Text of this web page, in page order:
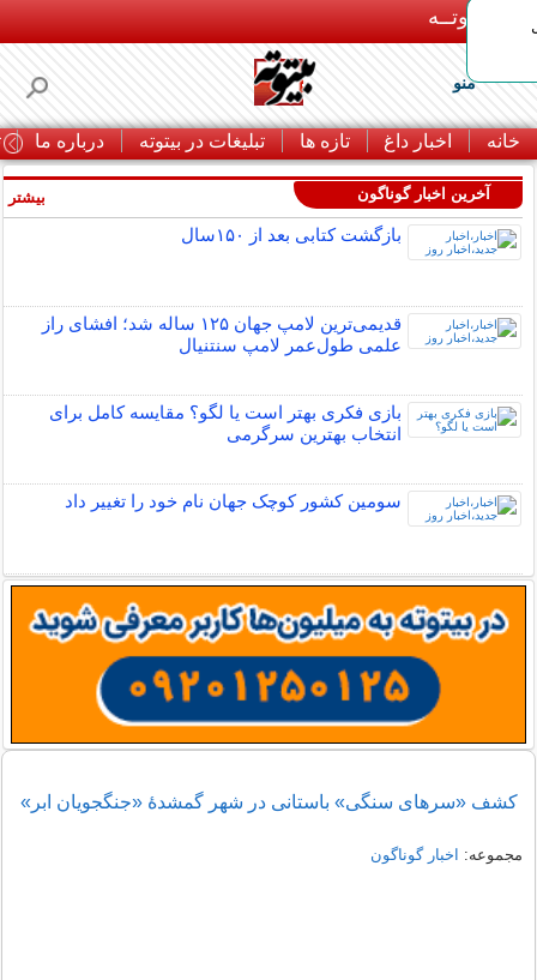
بـیتوتــه
منو
خانه اخبار داغ تازه ها تبلیغات در بیتوته درباره ما
آخرین اخبار گوناگون
بازگشت کتابی بعد از ۱۵۰سال
قدیمی‌ترین لامپ جهان ۱۲۵ ساله شد؛ افشای راز
علمی طول‌عمر لامپ سنتنیال
بازی فکری بهتر است یا لگو؟ مقایسه کامل برای
انتخاب بهترین سرگرمی
سومین کشور کوچک جهان نام خود را تغییر داد
بیشتر
کشف «سرهای سنگی» باستانی در شهر گمشدۀ «جنگجویان ابر»
مجموعه: اخبار گوناگون